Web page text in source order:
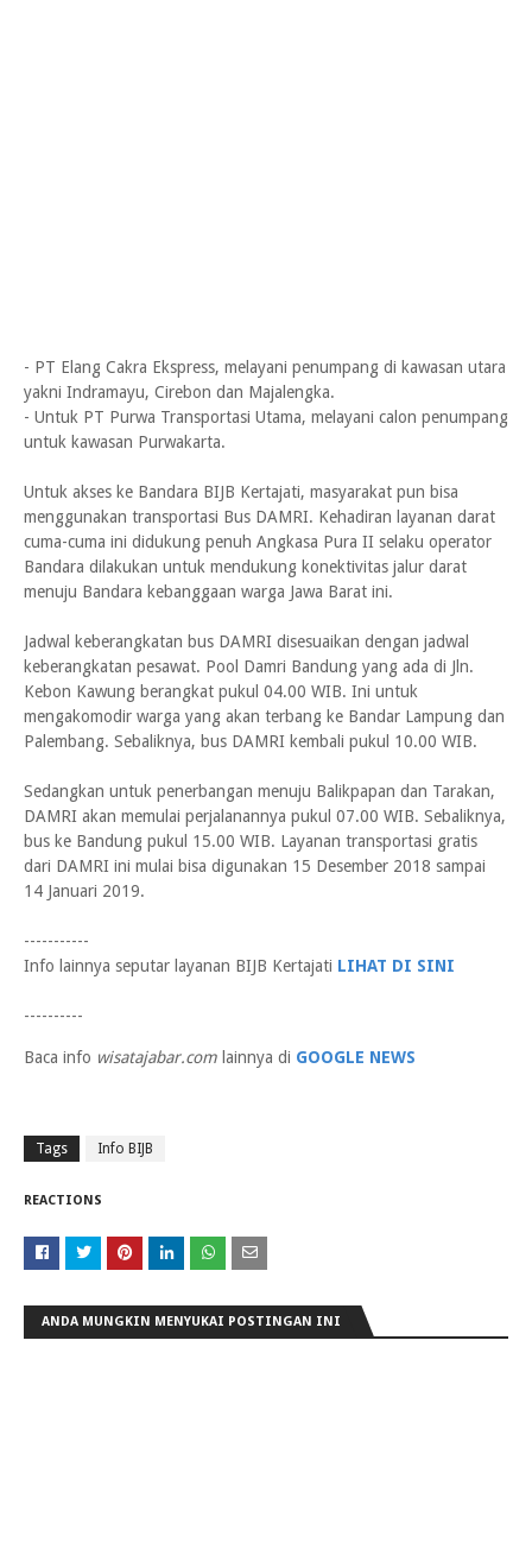
- PT Elang Cakra Ekspress, melayani penumpang di kawasan utara
yakni Indramayu, Cirebon dan Majalengka.
- Untuk PT Purwa Transportasi Utama, melayani calon penumpang
untuk kawasan Purwakarta.
Untuk akses ke Bandara BIJB Kertajati, masyarakat pun bisa
menggunakan transportasi Bus DAMRI. Kehadiran layanan darat
cuma-cuma ini didukung penuh Angkasa Pura II selaku operator
Bandara dilakukan untuk mendukung konektivitas jalur darat
menuju Bandara kebanggaan warga Jawa Barat ini.
Jadwal keberangkatan bus DAMRI disesuaikan dengan jadwal
keberangkatan pesawat. Pool Damri Bandung yang ada di Jln.
Kebon Kawung berangkat pukul 04.00 WIB. Ini untuk
mengakomodir warga yang akan terbang ke Bandar Lampung dan
Palembang. Sebaliknya, bus DAMRI kembali pukul 10.00 WIB.
Sedangkan untuk penerbangan menuju Balikpapan dan Tarakan,
DAMRI akan memulai perjalanannya pukul 07.00 WIB. Sebaliknya,
bus ke Bandung pukul 15.00 WIB. Layanan transportasi gratis
dari DAMRI ini mulai bisa digunakan 15 Desember 2018 sampai
14 Januari 2019.
-----------
Info lainnya seputar layanan BIJB Kertajati LIHAT DI SINI
----------
Baca info wisatajabar.com lainnya di GOOGLE NEWS
Tags Info BIJB
REACTIONS
ANDA MUNGKIN MENYUKAI POSTINGAN INI